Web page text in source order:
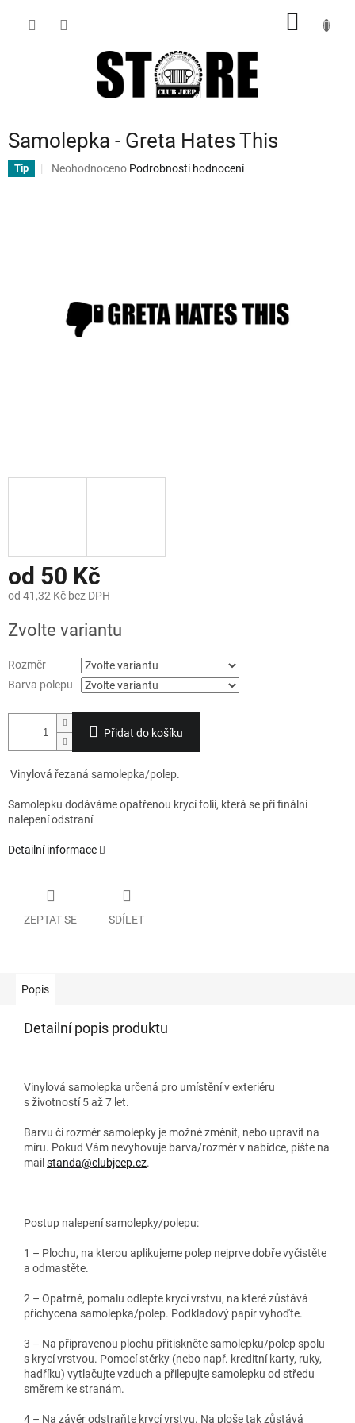
Samolepka - Greta Hates This
Tip
Průměrné
Neohodnoceno Podrobnosti hodnocení
od 50 Kč
od 41,32 Kč bez DPH
cena:
Zvolte variantu
Rozměr
Barva polepu
Přidat do košíku
Vinylová řezaná samolepka/polep.
Samolepku dodáváme opatřenou krycí folií, která se při finální
nalepení odstraní
Detailní informace
ZEPTAT SE SDÍLET
Popis
Detailní popis produktu
Vinylová samolepka určená pro umístění v exteriéru
s životností 5 až 7 let.
Barvu či rozměr samolepky je možné změnit, nebo upravit na
míru. Pokud Vám nevyhovuje barva/rozměr v nabídce, pište na
mail standa@clubjeep.cz.
Postup nalepení samolepky/polepu:
1 – Plochu, na kterou aplikujeme polep nejprve dobře vyčistěte
a odmastěte.
2 – Opatrně, pomalu odlepte krycí vrstvu, na které zůstává
přichycena samolepka/polep. Podkladový papír vyhoďte.
3 – Na připravenou plochu přitiskněte samolepku/polep spolu
s krycí vrstvou. Pomocí stěrky (nebo např. kreditní karty, ruky,
hadříku) vytlačujte vzduch a přilepujte samolepku od středu
směrem ke stranám.
4 – Na závěr odstraňte krycí vrstvu. Na ploše tak zůstává